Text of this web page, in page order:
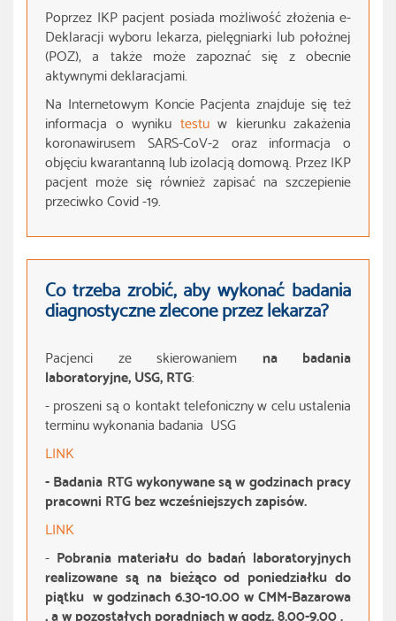
Poprzez IKP pacjent posiada możliwość złożenia e-
Deklaracji wyboru lekarza, pielęgniarki lub położnej
(POZ), a także może zapoznać się z obecnie
aktywnymi deklaracjami.
Na Internetowym Koncie Pacjenta znajduje się też
informacja o wyniku testuw kierunku zakażenia
koronawirusem SARS-CoV-2 oraz informacja o
objęciu kwarantanną lub izolacją domową. Przez IKP
pacjent może się również zapisać na szczepienie
przeciwko Covid -19.
Co trzeba zrobić, aby wykonać badania
diagnostyczne zlecone przez lekarza?
Pacjenci ze skierowaniem na badania
laboratoryjne, USG, RTG:
- proszeni są o kontakt telefoniczny w celu ustalenia
terminu wykonania badania USG
LINK
- Badania RTG wykonywane są w godzinach pracy
pracowni RTG bez wcześniejszych zapisów.
LINK
- Pobrania materiału do badań laboratoryjnych
realizowane są na bieżąco od poniedziałku do
piątku w godzinach 6.30-10.00w CMM-Bazarowa
, a w pozostałych poradniach w godz. 8.00-9.00 .